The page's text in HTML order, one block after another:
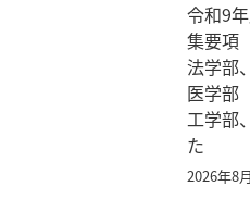
令和9
集要項
法学部
医学部
工学部
た
2026年8